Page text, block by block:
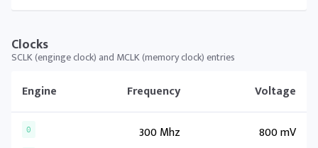
Clocks
SCLK (enginge clock) and MCLK (memory clock) entries
Engine Frequency Voltage
0 300 Mhz 800 mV